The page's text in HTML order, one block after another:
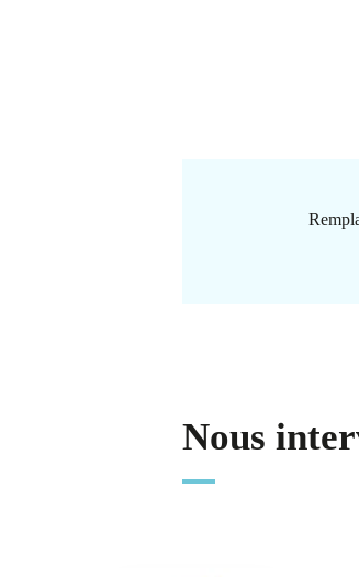
Nous